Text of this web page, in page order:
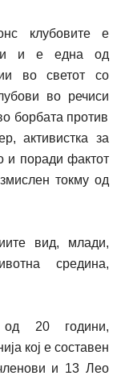
клубовите е
и е една од
во светот со
во речиси
борбата против
активистка за
и поради фактот
токму од
вид, млади,
средина,
од 20 години,
кој е составен
и 13Лео